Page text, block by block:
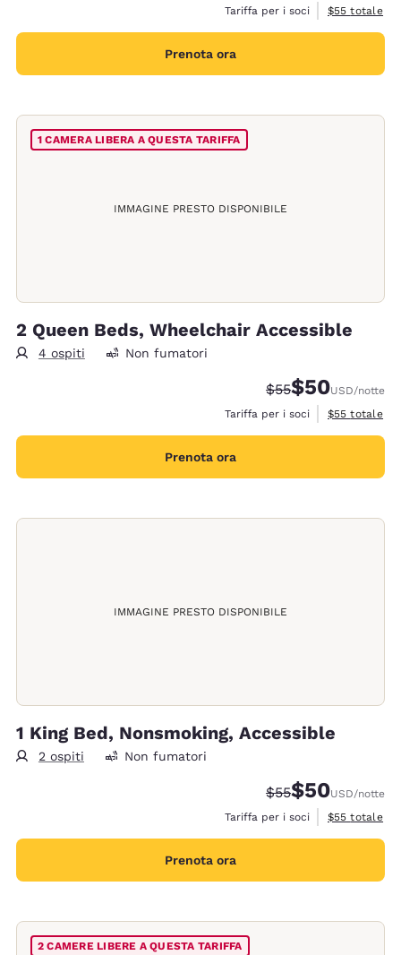
Tariffa per i soci Visualizza i
$55 totale
Prenota ora
IMMAGINE PRESTO DISPONIBILE
1 CAMERA LIBERA A QUESTA TARIFFA
2 Queen Beds, Wheelchair Accessible
4 ospiti Non fumatori
Tariffa di
$55Tariffa
$50USD/notte
Tariffa per i soci
Visualizza i
$55 totale
Prenota ora
IMMAGINE PRESTO DISPONIBILE
1 King Bed, Nonsmoking, Accessible
2 ospiti Non fumatori
Tariffa di
$55Tariffa
$50USD/notte
Tariffa per i soci
Visualizza i
$55 totale
Prenota ora
2 CAMERE LIBERE A QUESTA TARIFFA